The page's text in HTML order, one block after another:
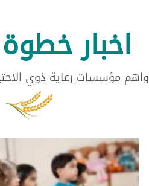
اخبار
واهم مؤسسات رعاية ذوي